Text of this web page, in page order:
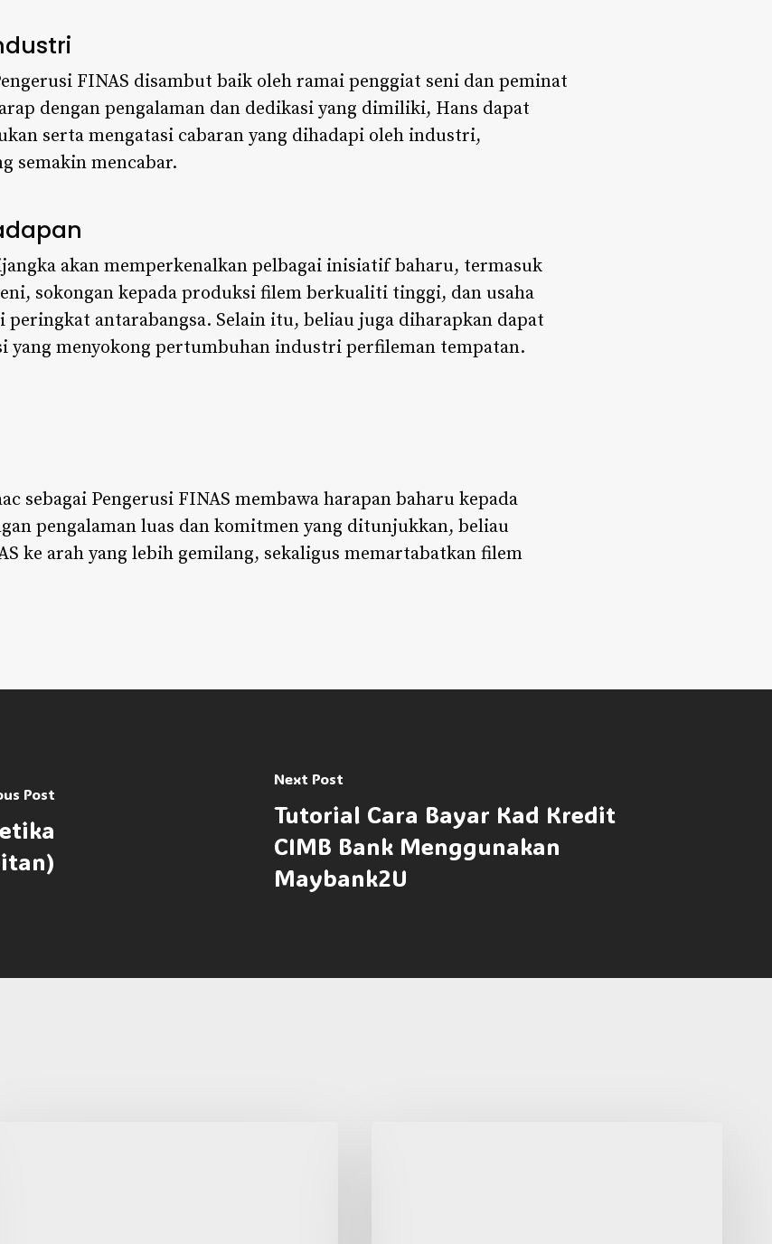
FINAS disambut baik oleh ramai penggiat seni dan peminat
dengan pengalaman dan dedikasi yang dimiliki, Hans dapat
serta mengatasi cabaran yang dihadapi oleh industri,
semakin mencabar.​
akan memperkenalkan pelbagai inisiatif baharu, termasuk
sokongan kepada produksi filem berkualiti tinggi, dan usaha
antarabangsa. Selain itu, beliau juga diharapkan dapat
yang menyokong pertumbuhan industri perfileman tempatan.​
sebagai Pengerusi FINAS membawa harapan baharu kepada
pengalaman luas dan komitmen yang ditunjukkan, beliau
ke arah yang lebih gemilang, sekaligus memartabatkan filem
Post
Next Post
Tutorial Cara Bayar Kad Kredit
CIMB Bank Menggunakan
Maybank2U